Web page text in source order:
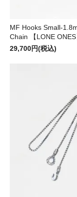
MF Hooks Small-
Chain 【LONE ONES
29,700円(税込)